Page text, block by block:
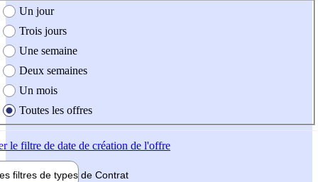
création de l'offre
Un jour
Trois jours
Une semaine
Deux semaines
Un mois
Toutes les offres
le filtre de date de création de l'offre
filtres de types de Contrat